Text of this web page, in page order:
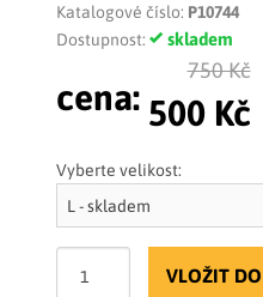
Katalogové číslo: P10744
Dostupnost:
skladem
cena:
750 Kč
500 Kč
Vyberte velikost:
VLOŽIT